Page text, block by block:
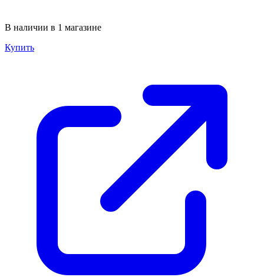
В наличии в 1 магазине
Купить